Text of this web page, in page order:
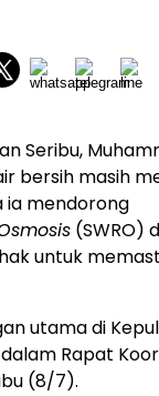
Seribu,
bersih masih
ia mendorong
(SWRO)
untuk
utama di
Rapat
(8/7).